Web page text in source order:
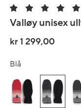
Valløy unisex
kr 1 299,00
Blå